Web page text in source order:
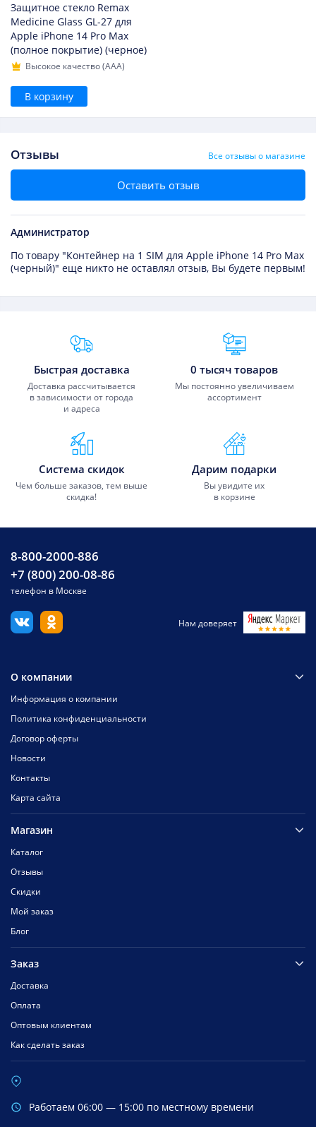
Защитное стекло Remax
Medicine Glass GL-27 для
Apple iPhone 14 Pro Max
(полное покрытие) (черное)
Высокое качество (AAA)
В корзину
Отзывы Все отзывы о магазине
Оставить отзыв
Администратор
По товару "Контейнер на 1 SIM для Apple iPhone 14 Pro Max
(черный)" еще никто не оставлял отзыв, Вы будете первым!
Преимущества Fixmobile
Быстрая доставка
Доставка рассчитывается
в зависимости от города
и адреса
0 тысяч товаров
Мы постоянно увеличиваем
ассортимент
Система скидок
Чем больше заказов, тем выше
скидка!
Дарим подарки
Вы увидите их
в корзине
8-800-2000-886
+7 (800) 200-08-86
телефон в Москве
Нам доверяет
О компании
Информация о компании
Политика конфиденциальности
Договор оферты
Новости
Контакты
Карта сайта
Магазин
Каталог
Отзывы
Скидки
Мой заказ
Блог
Заказ
Доставка
Оплата
Оптовым клиентам
Как сделать заказ
Работаем 06:00 — 15:00 по местному времени